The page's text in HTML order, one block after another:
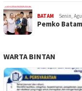
BATAM Senin,
Pemko
WARTA BINTAN